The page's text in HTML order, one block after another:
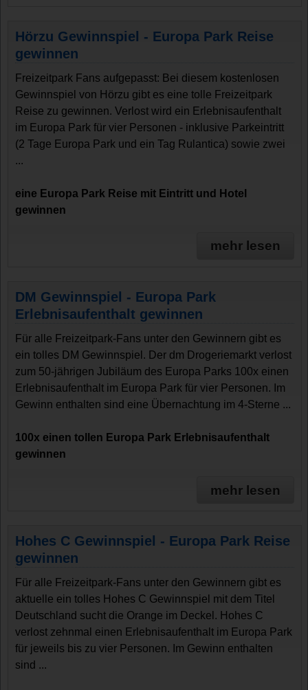
Hörzu Gewinnspiel - Europa Park Reise
gewinnen
Freizeitpark Fans aufgepasst: Bei diesem kostenlosen
Gewinnspiel von Hörzu gibt es eine tolle Freizeitpark
Reise zu gewinnen. Verlost wird ein Erlebnisaufenthalt
im Europa Park für vier Personen - inklusive Parkeintritt
(2 Tage Europa Park und ein Tag Rulantica) sowie zwei
...
eine Europa Park Reise mit Eintritt und Hotel
gewinnen
mehr lesen
DM Gewinnspiel - Europa Park
Erlebnisaufenthalt gewinnen
Für alle Freizeitpark-Fans unter den Gewinnern gibt es
ein tolles DM Gewinnspiel. Der dm Drogeriemarkt verlost
zum 50-jährigen Jubiläum des Europa Parks 100x einen
Erlebnisaufenthalt im Europa Park für vier Personen. Im
Gewinn enthalten sind eine Übernachtung im 4-Sterne ...
100x einen tollen Europa Park Erlebnisaufenthalt
gewinnen
mehr lesen
Hohes C Gewinnspiel - Europa Park Reise
gewinnen
Für alle Freizeitpark-Fans unter den Gewinnern gibt es
aktuelle ein tolles Hohes C Gewinnspiel mit dem Titel
Deutschland sucht die Orange im Deckel. Hohes C
verlost zehnmal einen Erlebnisaufenthalt im Europa Park
für jeweils bis zu vier Personen. Im Gewinn enthalten
sind ...